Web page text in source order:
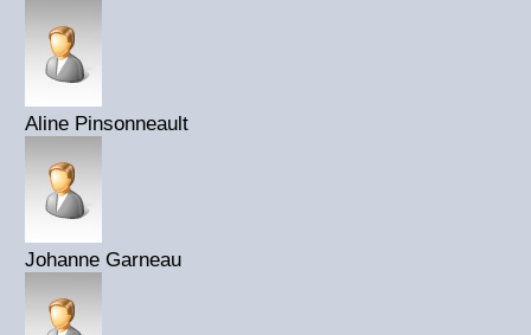
Aline Pinsonneault
Johanne Garneau